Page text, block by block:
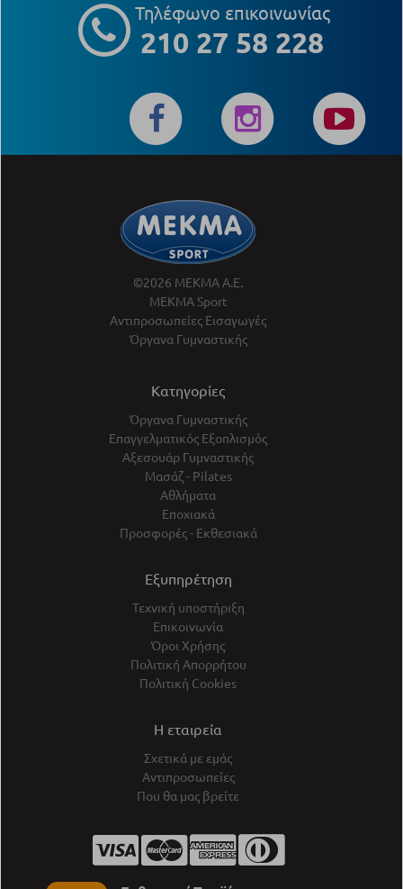
Τηλέφωνο επικοινωνίας
210 27 58 228
©2026 ΜΕΚΜΑ Α.Ε.
ΜΕΚΜΑ Sport
Αντιπροσωπείες Εισαγωγές
Όργανα Γυμναστικής
Κατηγορίες
Όργανα Γυμναστικής
Επαγγελματικός Εξοπλισμός
Αξεσουάρ Γυμναστικής
Μασάζ - Pilates
Αθλήματα
Εποχιακά
Προσφορές - Εκθεσιακά
Εξυπηρέτηση
Τεχνική υποστήριξη
Επικοινωνία
Όροι Χρήσης
Πολιτική Απορρήτου
Πολιτική Cookies
Η εταιρεία
Σχετικά με εμάς
Αντιπροσωπείες
Που θα μας βρείτε